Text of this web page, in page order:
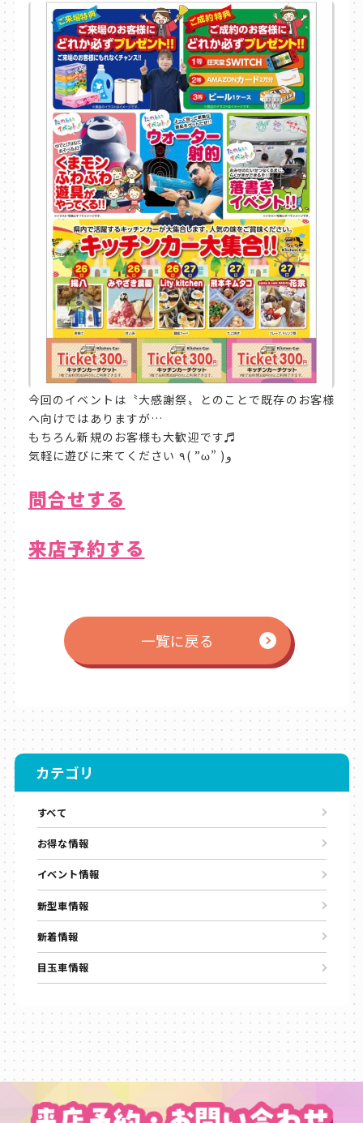
今回のイベントは〝大感謝祭〟とのことで既存のお客様
へ向けではありますが…
もちろん新規のお客様も大歓迎です♬
気軽に遊びに来てください ٩( ”ω” )و
問合せする
来店予約する
一覧に戻る
カテゴリ
すべて
お得な情報
イベント情報
新型車情報
新着情報
目玉車情報